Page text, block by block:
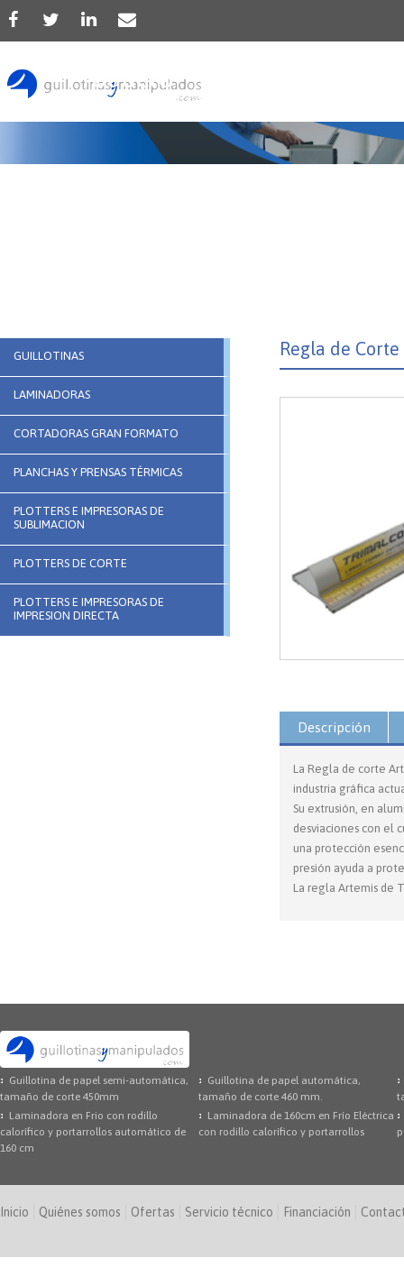
Producto
GUILLOTINAS
LAMINADORAS
CORTADORAS GRAN FORMATO
PLANCHAS Y PRENSAS TÉRMICAS
PLOTTERS E IMPRESORAS DE
SUBLIMACION
PLOTTERS DE CORTE
PLOTTERS E IMPRESORAS DE
IMPRESION DIRECTA
Regla de
Descripción
La Regla de corte
industria gráfica
Su extrusión, en
desviaciones con el
una protección
presión ayuda a
La regla Artemis de
Guillotina de papel semi-automática,
tamaño de corte 450mm
Guillotina de papel automática,
tamaño de corte 460 mm.
Laminadora en Frio con rodillo
calorífico y portarrollos automático de
160 cm
Laminadora de 160cm en Frío Eléctrica
con rodillo calorífico y portarrollos
Inicio Quiénes somos Ofertas Servicio técnico Financiación